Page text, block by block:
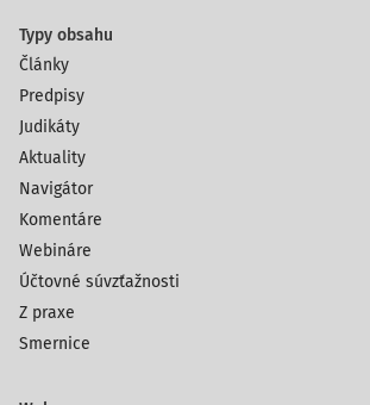
Typy obsahu
Články
Predpisy
Judikáty
Aktuality
Navigátor
Komentáre
Webináre
Účtovné súvzťažnosti
Z praxe
Smernice